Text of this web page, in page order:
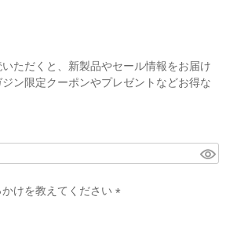
ただくと、新製品やセール情報をお届け
ン限定クーポンやプレゼントなどお得な
けを教えてください